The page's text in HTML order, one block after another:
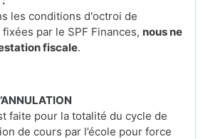
les conditions d'octroi de
par le SPF Finances, nous ne
fiscale.
faite pour la totalité du cycle de
de cours par l’école pour force